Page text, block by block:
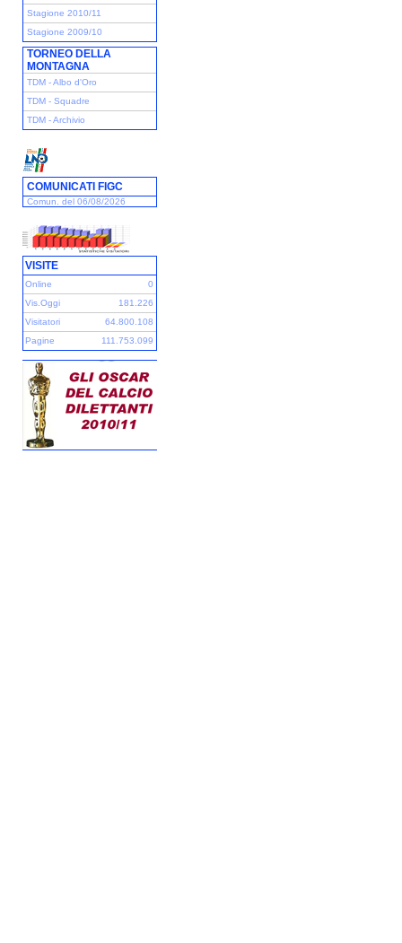
Stagione 2010/11
Stagione 2009/10
TORNEO DELLA
MONTAGNA
TDM - Albo d'Oro
TDM - Squadre
TDM - Archivio
COMUNICATI FIGC
Comun. del 06/08/2026
VISITE
Online
0
Vis.Oggi
181.226
Visitatori
64.800.108
Pagine
111.753.099